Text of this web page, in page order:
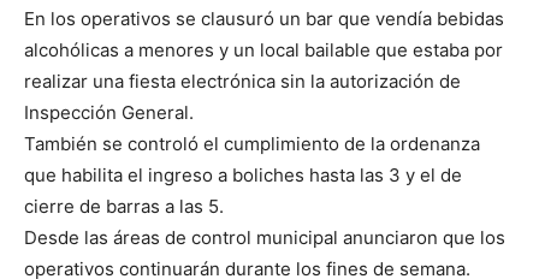
En los operativos se clausuró un bar que vendía bebidas
alcohólicas a menores y un local bailable que estaba por
realizar una fiesta electrónica sin la autorización de
Inspección General.
También se controló el cumplimiento de la ordenanza
que habilita el ingreso a boliches hasta las 3 y el de
cierre de barras a las 5.
Desde las áreas de control municipal anunciaron que los
operativos continuarán durante los fines de semana.